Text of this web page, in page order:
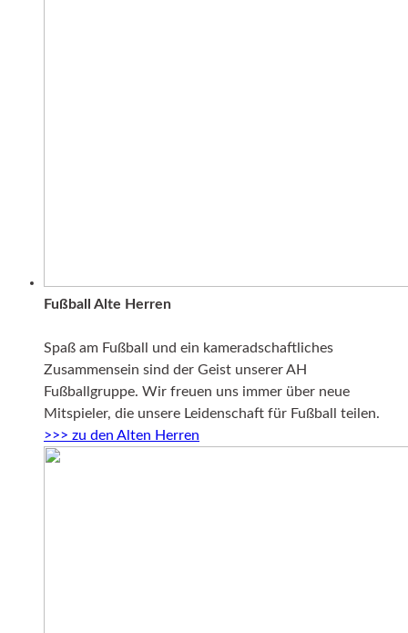
Fußball Alte Herren
Spaß am Fußball und ein kameradschaftliches
Zusammensein sind der Geist unserer AH
Fußballgruppe. Wir freuen uns immer über neue
Mitspieler, die unsere Leidenschaft für Fußball teilen.
>>> zu den Alten Herren